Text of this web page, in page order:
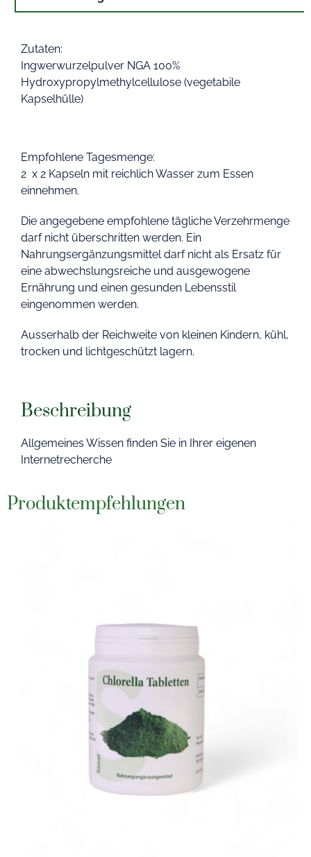
Zutaten:
Ingwerwurzelpulver NGA 100%
Hydroxypropylmethylcellulose (vegetabile
Kapselhülle)
Empfohlene Tagesmenge:
2 x 2 Kapseln mit reichlich Wasser zum Essen
einnehmen.
Die angegebene empfohlene tägliche Verzehrmenge
darf nicht überschritten werden. Ein
Nahrungsergänzungsmittel darf nicht als Ersatz für
eine abwechslungsreiche und ausgewogene
Ernährung und einen gesunden Lebensstil
eingenommen werden.
Ausserhalb der Reichweite von kleinen Kindern, kühl,
trocken und lichtgeschützt lagern.
Beschreibung
Allgemeines Wissen finden Sie in Ihrer eigenen
Internetrecherche
Produktempfehlungen